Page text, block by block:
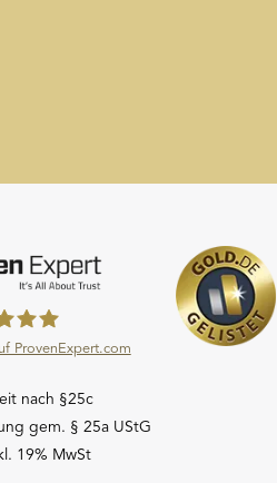
ProvenExpert.com
nach §25c
gem. § 25a UStG
19% MwSt